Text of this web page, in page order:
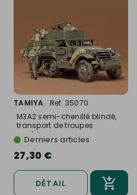
TAMIYA
Ref. 35070
M3A2 semi-chenillé blindé,
transport de troupes
américain...
Derniers articles
27,30 €
DÉTAIL